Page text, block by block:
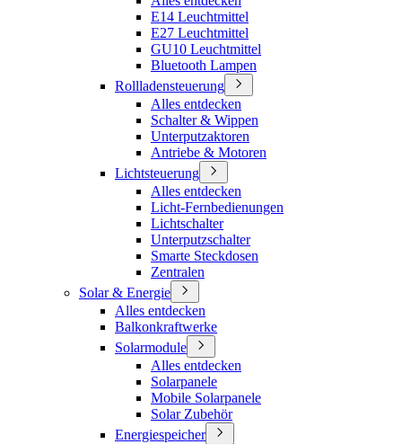
E14 Leuchtmittel
E27 Leuchtmittel
GU10 Leuchtmittel
Bluetooth Lampen
Rollladensteuerung
Alles entdecken
Schalter & Wippen
Unterputzaktoren
Antriebe & Motoren
Lichtsteuerung
Alles entdecken
Licht-Fernbedienungen
Lichtschalter
Unterputzschalter
Smarte Steckdosen
Zentralen
Solar & Energie
Alles entdecken
Balkonkraftwerke
Solarmodule
Alles entdecken
Solarpanele
Mobile Solarpanele
Solar Zubehör
Energiespeicher